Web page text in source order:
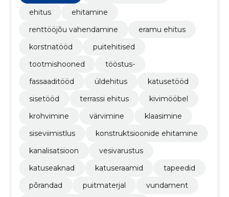
ehitus
ehitamine
renttööjõu vahendamine
eramu ehitus
korstnatööd
puitehitised
tootmishooned
tööstus-
fassaaditööd
üldehitus
katusetööd
sisetööd
terrassi ehitus
kivimööbel
krohvimine
värvimine
klaasimine
siseviimistlus
konstruktsioonide ehitamine
kanalisatsioon
vesivarustus
katuseaknad
katuseraamid
tapeedid
põrandad
puitmaterjal
vundament